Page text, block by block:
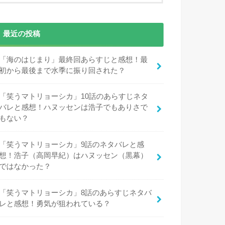
最近の投稿
「海のはじまり」最終回あらすじと感想！最
から最後まで水季に振り回された？
「笑うマトリョーシカ」10話のあらすじネタ
レと感想！ハヌッセンは浩子でもありさで
もない？
「笑うマトリョーシカ」9話のネタバレと感
！浩子（高岡早紀）はハヌッセン（黒幕）
ではなかった？
「笑うマトリョーシカ」8話のあらすじネタバ
レと感想！勇気が狙われている？